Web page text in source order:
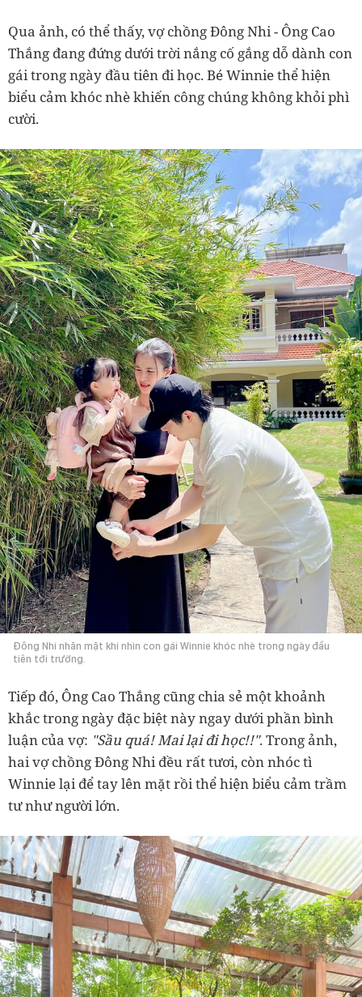
Qua ảnh, có thể thấy, vợ chồng Đông Nhi - Ông Cao
Thắng đang đứng dưới trời nắng cố gắng dỗ dành con
gái trong ngày đầu tiên đi học. Bé Winnie thể hiện
biểu cảm khóc nhè khiến công chúng không khỏi phì
cười.
Đông Nhi nhăn mặt khi nhìn con gái Winnie khóc nhè trong ngày đầu
tiên tới trường.
Tiếp đó, Ông Cao Thắng cũng chia sẻ một khoảnh
khắc trong ngày đặc biệt này ngay dưới phần bình
luận của vợ: "Sầu quá! Mai lại đi học!!". Trong ảnh,
hai vợ chồng Đông Nhi đều rất tươi, còn nhóc tì
Winnie lại để tay lên mặt rồi thể hiện biểu cảm trầm
tư như người lớn.